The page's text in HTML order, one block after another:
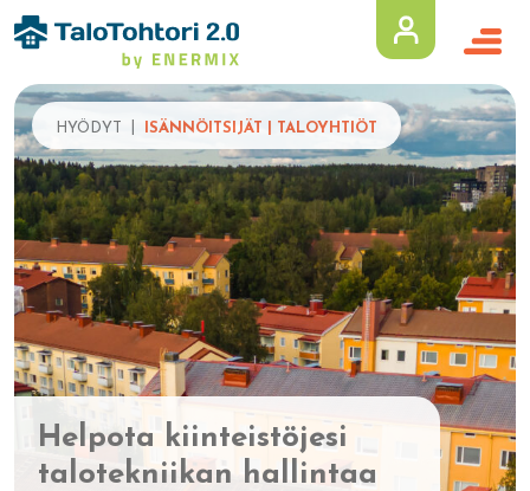
HYÖDYT ISÄNNÖITSIJÄT | TALOYHTIÖT
Helpota kiinteistöjesi
talotekniikan hallintaa